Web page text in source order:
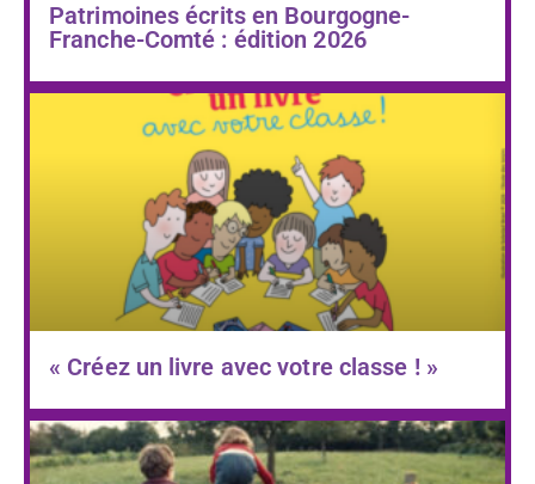
Patrimoines écrits en Bourgogne-
Franche-Comté : édition 2026
« Créez un livre avec votre classe ! »